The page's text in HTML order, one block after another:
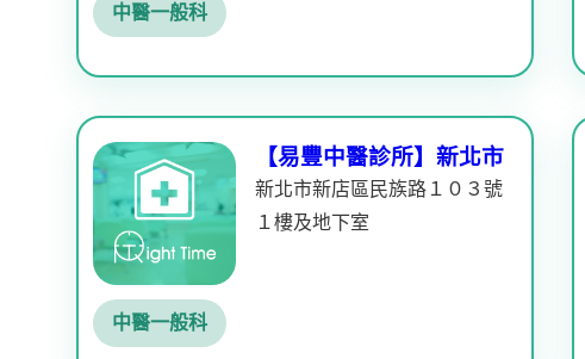
中醫一般科
【易豐中醫診所】新北市
新北市新店區民族路１０３號
１樓及地下室
中醫一般科